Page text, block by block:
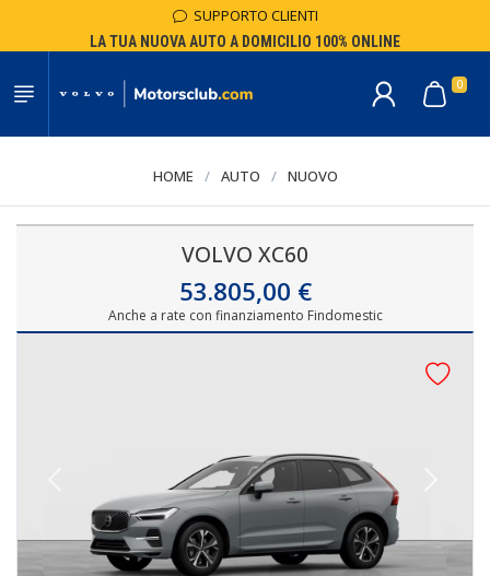
SUPPORTO CLIENTI
LA TUA NUOVA AUTO A DOMICILIO 100% ONLINE
0
HOME / AUTO / NUOVO
VOLVO XC60
53.805,00 €
Anche a rate con finanziamento Findomestic